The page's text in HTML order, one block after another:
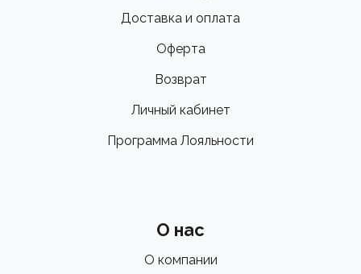
Доставка и оплата
Оферта
Возврат
Личный кабинет
Программа Лояльности
О нас
О компании